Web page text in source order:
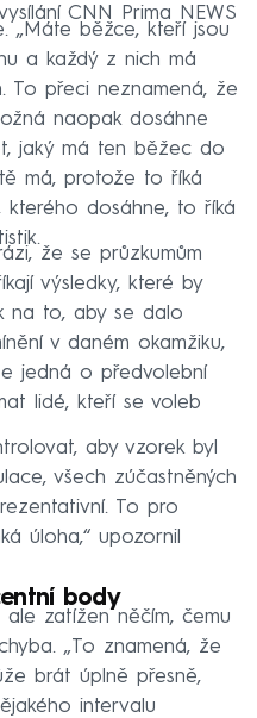
CNN Prima NEWS
„Máte běžce, kteří jsou
a každý z nich má
To přeci neznamená, že
naopak dosáhne
jaký má ten běžec do
má, protože to říká
dosáhne, to říká
že se průzkumům
výsledky, které by
na to, aby se dalo
v daném okamžiku,
jedná o předvolební
lidé, kteří se voleb
aby vzorek byl
všech zúčastněných
To pro
úloha,“ upozornil
body
zatížen něčím, čemu
„To znamená, že
brát úplně přesně,
intervalu